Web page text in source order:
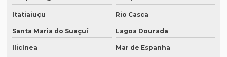
O que é um tradutor técnico?
Onde encontrar um tradutor juramentado?
Itatiaiuçu Rio Casca
Santa Maria do Suaçuí Lagoa Dourada
Ilicínea Mar de Espanha